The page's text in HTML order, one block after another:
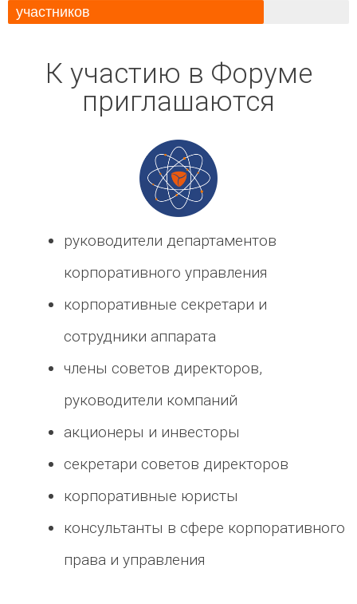
участников
К участию в Форуме
приглашаются
руководители департаментов
корпоративного управления
корпоративные секретари и
сотрудники аппарата
члены советов директоров,
руководители компаний
акционеры и инвесторы
секретари советов директоров
корпоративные юристы
консультанты в сфере корпоративного
права и управления